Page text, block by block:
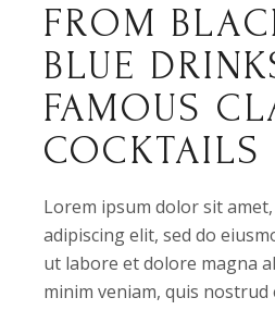
FROM
BLUE
FAMOUS
COCKTAILS
Lorem ipsum dolor sit
adipiscing elit, sed do
ut labore et dolore magna
minim veniam, quis